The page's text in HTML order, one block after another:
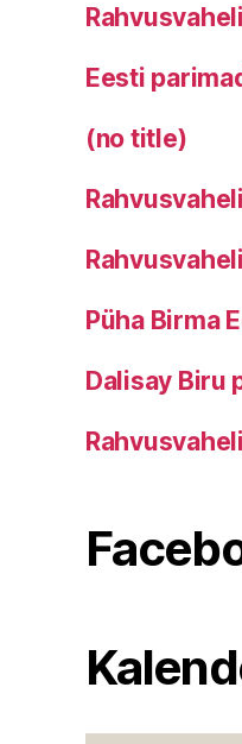
Eesti
(no title)
Püha Birma
Dalisay Biru